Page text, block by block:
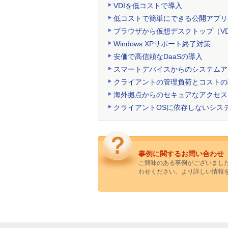
VDIを低コストで導入
低コストで簡単にできる公開アプ
ブラウザから仮想デスクトップ（
Windows XPサポート終了対策
安価で高信頼なDaaSの導入
スマートデバイスからのシステム
クライアントの管理負荷とコスト
海外拠点からのセキュアなアクセス
クライアントOSに依存しないシス
事例に関するお問い合わせ
ご興味のある事例がございまし
わせください。より詳しい情報